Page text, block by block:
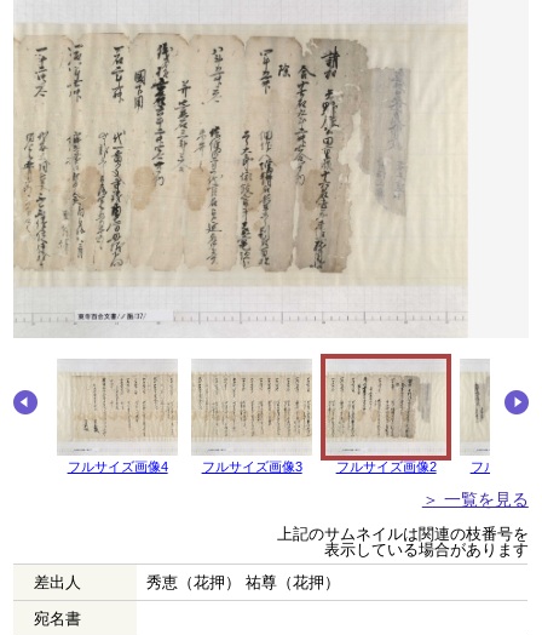
フルサイズ画像4 フルサイズ画像3 フルサイズ画像2 フルサイズ
＞ 一覧を見る
上記のサムネイルは関連の枝番号を
表示している場合があります
差出人
秀恵（花押） 祐尊（花押）
宛名書